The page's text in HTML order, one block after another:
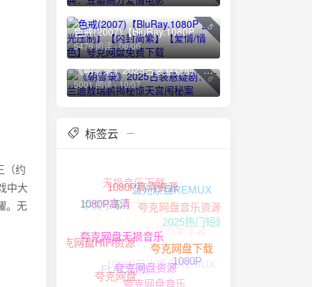
（约
中大
。无
5
色戒(2007)【BluRay.1080P 蓝光压制】【内封简繁】【爱情/情色】夸克网盘免费下载
5479 阅读 - 06/06
6
《朝雪录》2025古装悬疑剧：李兰迪敖瑞鹏揭秘惊天宫闱秘案
5001 阅读 - 10/07
标签云
夸克网盘无损音乐
夸克网盘资源
夸克网盘下载
夸克网盘音乐资源
1080P高清资源
夸克网盘夸克网盘音乐
1080P
2025热门短剧
蓝光原盘REMUX
无损音乐下载
中文字幕
4K HDR
1080P蓝光原盘REMUX
内封简繁字幕
杜比全景声
夸克网盘无损音源